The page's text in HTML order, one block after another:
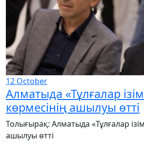
12 October
Алматыда «Тұлғалар
көрмесінің ашылуы өтті
Толығырақ: Алматыда «Тұлғалар
ашылуы өтті